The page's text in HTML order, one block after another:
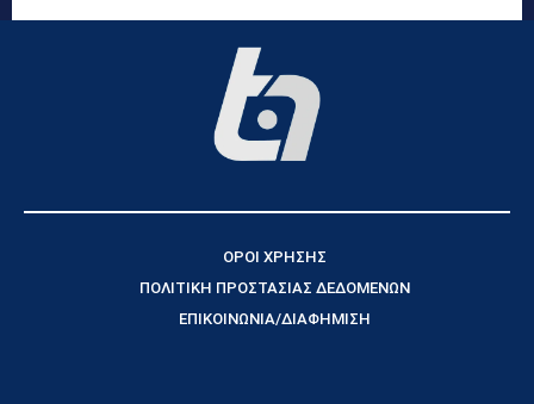
ΟΡΟΙ ΧΡΗΣΗΣ
ΠΟΛΙΤΙΚΗ ΠΡΟΣΤΑΣΙΑΣ ΔΕΔΟΜΕΝΩΝ
ΕΠΙΚΟΙΝΩΝΙΑ/ΔΙΑΦΗΜΙΣΗ